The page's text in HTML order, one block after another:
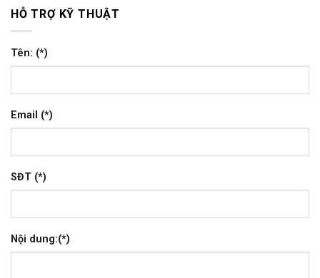
HỖ TRỢ KỸ THUẬT
Tên: (*)
Email (*)
SĐT (*)
Nội dung:(*)